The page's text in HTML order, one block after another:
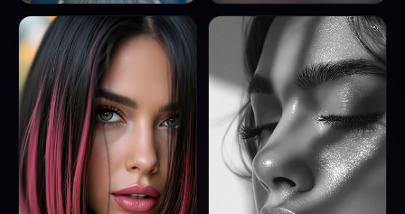
🔞 18+
Натисни за преглед